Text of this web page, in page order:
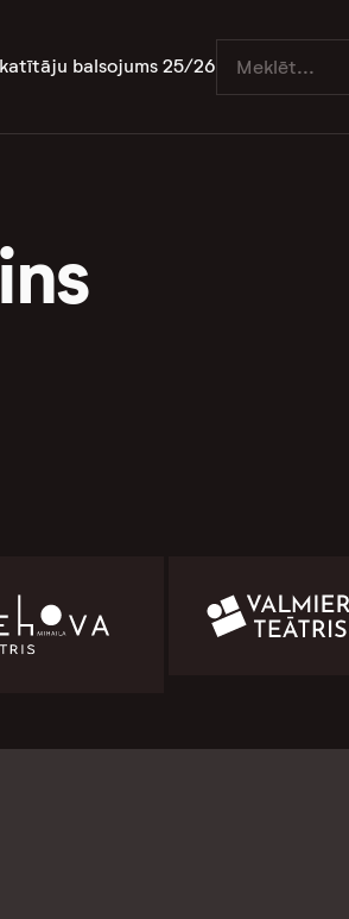
balsojums 25/26